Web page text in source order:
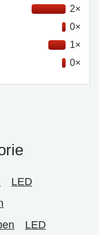
2×
0×
1×
0×
LED
LED